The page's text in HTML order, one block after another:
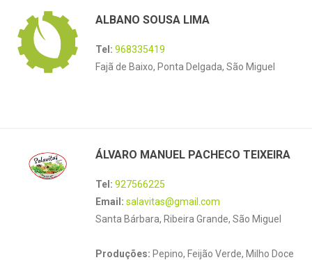
ALBANO SOUSA LIMA
Tel: 968335419
Fajã de Baixo, Ponta Delgada, São Miguel
ÁLVARO MANUEL PACHECO TEIXEIRA
Tel: 927566225
Email: salavitas@gmail.com
Santa Bárbara, Ribeira Grande, São Miguel
Produções: Pepino, Feijão Verde, Milho Doce